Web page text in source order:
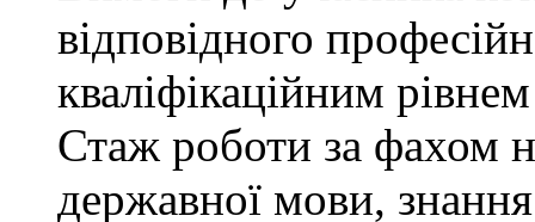
відповідного
кваліфікаційним
Стаж роботи за фахом
державної мови,